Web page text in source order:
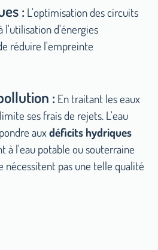
: L'optimisation des circuits
l'utilisation d'énergies
réduire l'empreinte
: En traitant les eaux
ses frais de rejets. L'eau
auxdéficits hydriques
à l'eau potable ou souterraine
nécessitent pas une telle qualité